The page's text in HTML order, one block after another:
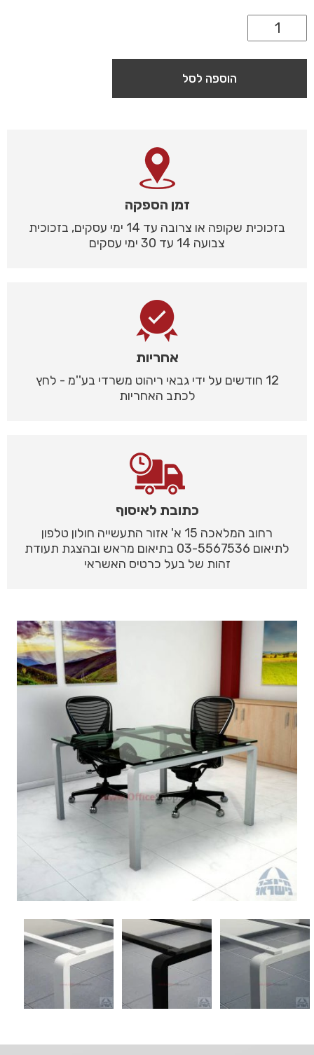
הוספה לסל
זמן הספקה
בזכוכית שקופה או צרובה עד 14 ימי עסקים, בזכוכית
צבועה 14 עד 30 ימי עסקים
אחריות
12 חודשים על ידי גבאי ריהוט משרדי בע''מ - לחץ
לכתב האחריות
כתובת לאיסוף
רחוב המלאכה 15 א' אזור התעשייה חולון טלפון
לתיאום 03-5567536 בתיאום מראש ובהצגת תעודת
זהות של בעל כרטיס האשראי